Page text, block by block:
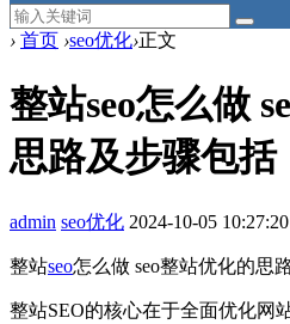
› 首页 ›seo优化›正文
整站seo怎么做
思路及步骤包括
admin seo优化 2024-10-05 10:27:20
整站seo怎么做 seo整站优化的思
整站SEO的核心在于全面优化网